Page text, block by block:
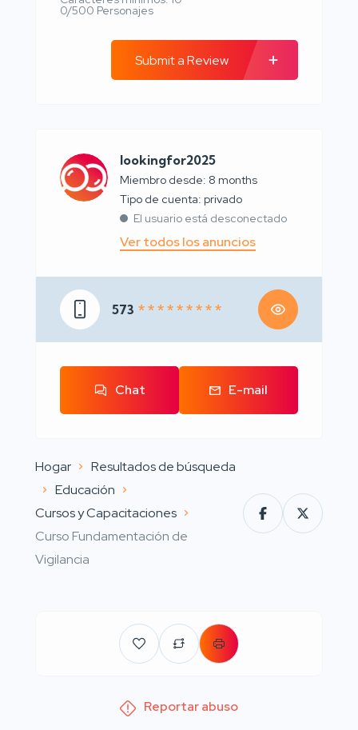
0/500 Personajes
Submit a Review
lookingfor2025
Miembro desde: 8 months
tipo de cuenta: privado
El usuario está desconectado
Ver todos los anuncios
573 * * * * * * * * *
Chat E-mail
Hogar
Resultados de búsqueda
Educación
Cursos y Capacitaciones
Curso Fundamentación de
Vigilancia
Reportar abuso